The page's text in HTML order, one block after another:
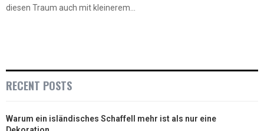
diesen Traum auch mit kleinerem...
RECENT POSTS
Warum ein isländisches Schaffell mehr ist als nur eine